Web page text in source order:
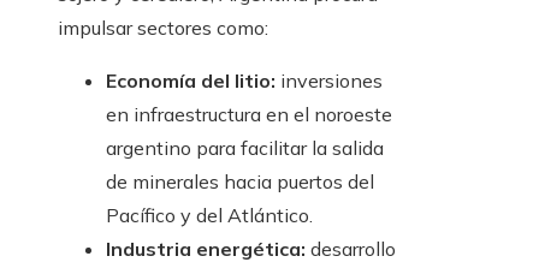
impulsar sectores como:
Economía del litio: inversiones
en infraestructura en el noroeste
argentino para facilitar la salida
de minerales hacia puertos del
Pacífico y del Atlántico.
Industria energética: desarrollo